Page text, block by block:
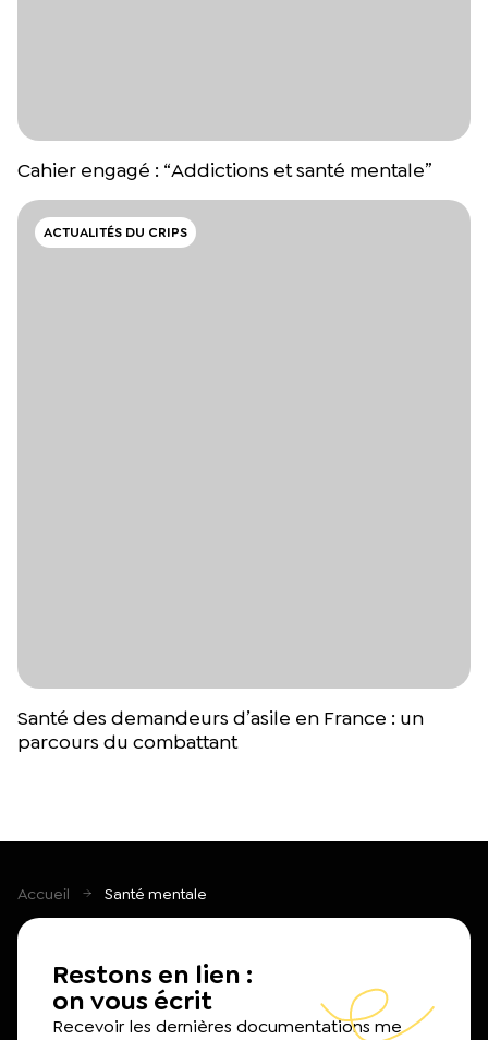
Cahier engagé : “Addictions et santé mentale”
ACTUALITÉS DU CRIPS
Santé des demandeurs d’asile en France : un
parcours du combattant
Accueil Santé mentale
Restons en lien :
on vous écrit
Recevoir les dernières documentations me